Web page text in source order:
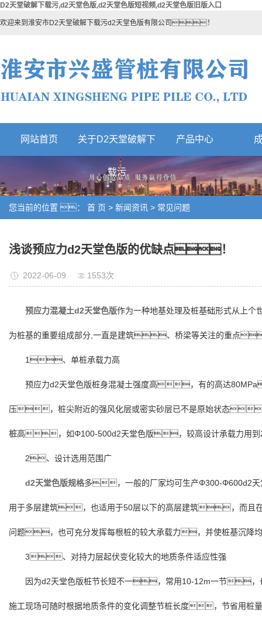
D2天堂破解下载污,d2天堂色版,d2天堂色版短视频,d2天堂色版旧版入口
欢迎来到淮安市D2天堂破解下载污d2天堂色版有限公司！
网站首页 关于D2天堂破解下
载污
产品中心
热门产品
您当前的位置 ： 首 页 > 新闻资讯 > 常见问题
浅谈预应力d2天堂色版的优缺点！
2022-06-09 1553次
预应力混凝土d2天堂色版作为一种地基处理及桩基础形式从上
为桩基的重要组成部分,一直是建筑、桥梁等关注的重点
1、单桩承载力高
预应力d2天堂色版桩身混凝土强度高，有的高达
压，桩尖附近的强风化层或密实砂层已不是原始状态
桩高，如Φ100-500d2天堂色版，较高设计承载力用
2、设计选用范围广
d2天堂色版规格多，一般的厂家均可生产Φ300-Φ600d2
用于多层建筑，也适用于50层以下的高层建筑，而且
问题，也可充分发挥每根桩的较大承载力，并使桩基沉
3、对持力层起伏变化较大的地质条件适应性强
因为d2天堂色版桩节长短不一，常用10-12m一节
施工现场可随时根据地质条件的变化调整节桩长度，节省用